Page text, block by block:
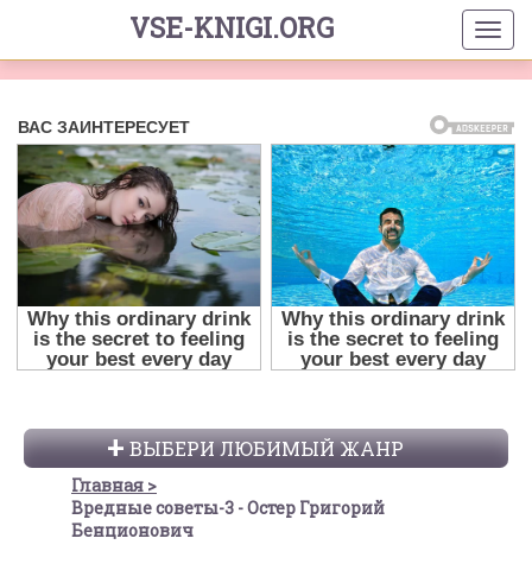
VSE-KNIGI.ORG
ВЫБЕРИ ЛЮБИМЫЙ ЖАНР
Главная
Вредные советы-3 - Остер Григорий
Бенционович